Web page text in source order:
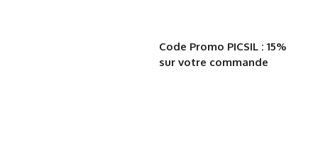
Code Promo PICSIL : 15%
sur votre commande